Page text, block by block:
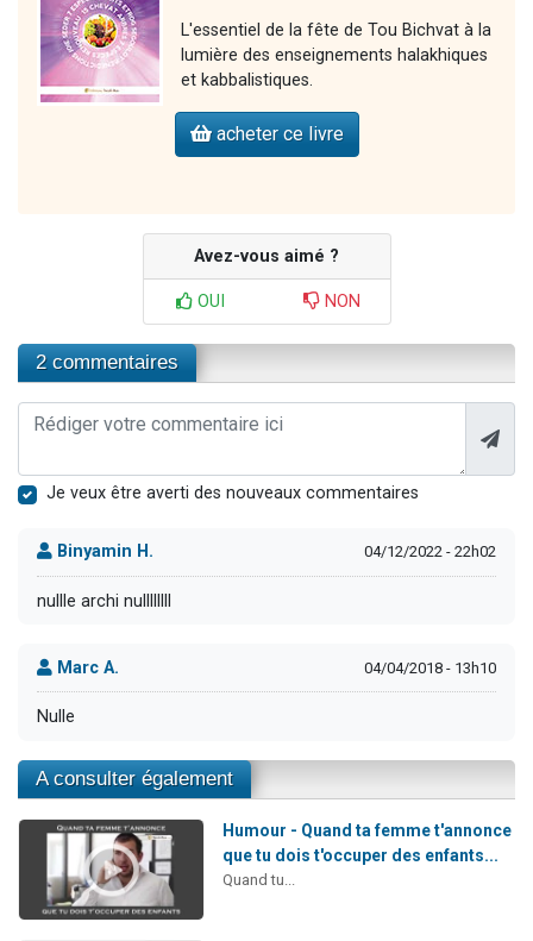
L'essentiel de la fête de Tou Bichvat à la
lumière des enseignements halakhiques
et kabbalistiques.
acheter ce livre
Avez-vous aimé ?
OUI NON
2 commentaires
Je veux être averti des nouveaux commentaires
Binyamin H. 04/12/2022 - 22h02
nullle archi nullllllll
Marc A. 04/04/2018 - 13h10
Nulle
A consulter également
Humour - Quand ta femme t'annonce
que tu dois t'occuper des enfants...
Quand tu...